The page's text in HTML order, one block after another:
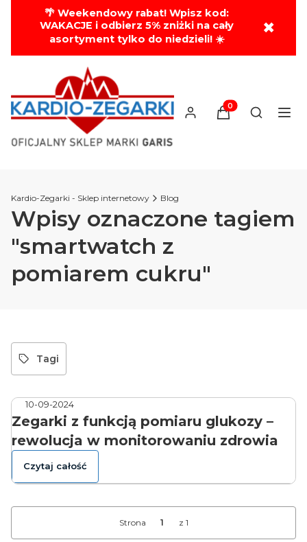
🌴 Weekendowy rabat! Wpisz kod:
WAKACJE i odbierz 5% zniżki na cały
asortyment tylko do niedzieli! ☀️
✖
Produkty w
Otwórz
Kardio-Zegarki - Sklep internetowy Blog
Wpisy oznaczone tagiem
"smartwatch z
pomiarem cukru"
Tagi
10-09-2024
Zegarki z funkcją pomiaru glukozy –
rewolucja w monitorowaniu zdrowia
Czytaj całość
Strona z 1